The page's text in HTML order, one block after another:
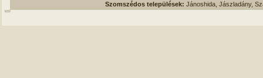
Szomszédos települések: Jánoshida, Jászladány,